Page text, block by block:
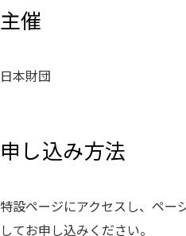
主催
日本財団
申し込み方法
特設ページにアクセスし、ペー
してお申し込みください。